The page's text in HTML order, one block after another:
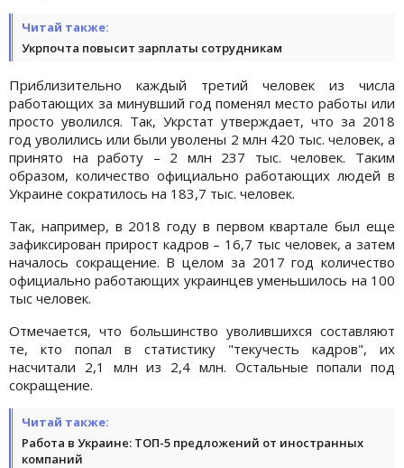
Читай также:
Укрпочта повысит зарплаты сотрудникам
Приблизительно каждый третий человек из числа
работающих за минувший год поменял место работы или
просто уволился. Так, Укрстат утверждает, что за 2018
год уволились или были уволены 2 млн 420 тыс. человек, а
принято на работу – 2 млн 237 тыс. человек. Таким
образом, количество официально работающих людей в
Украине сократилось на 183,7 тыс. человек.
Так, например, в 2018 году в первом квартале был еще
зафиксирован прирост кадров – 16,7 тыс человек, а затем
началось сокращение. В целом за 2017 год количество
официально работающих украинцев уменьшилось на 100
тыс человек.
Отмечается, что большинство уволившихся составляют
те, кто попал в статистику "текучесть кадров", их
насчитали 2,1 млн из 2,4 млн. Остальные попали под
сокращение.
Читай также:
Работа в Украине: ТОП-5 предложений от иностранных
компаний